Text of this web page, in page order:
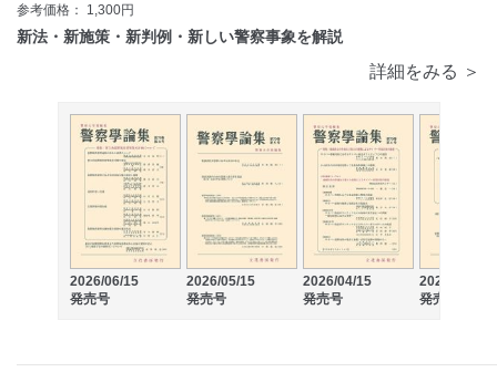
参考価格： 1,300円
新法・新施策・新判例・新しい警察事象を解説
詳細をみる ＞
2026/06/15
発売号
2026/05/15
発売号
2026/04/15
発売号
2026/03/15
発売号